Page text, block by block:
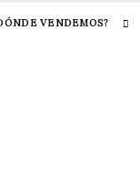
VENDEMOS?